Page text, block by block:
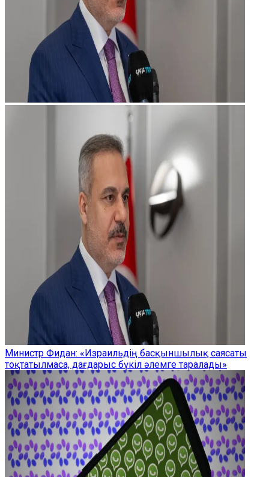
Министр Фидан: «Израильдің басқыншылық саясаты
тоқтатылмаса, дағдарыс бүкіл әлемге таралады»